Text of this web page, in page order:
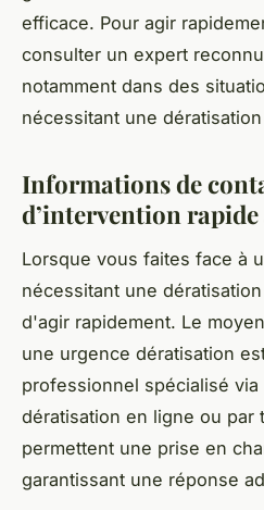
efficace. Pour agir
consulter un expert
notamment dans des
nécessitant une dératisation
Informations de
d’intervention rapide
Lorsque vous faites face à
nécessitant une
d'agir rapidement. Le
une urgence dératisation
professionnel spécialisé
dératisation en ligne ou par
permettent une prise en
garantissant une réponse